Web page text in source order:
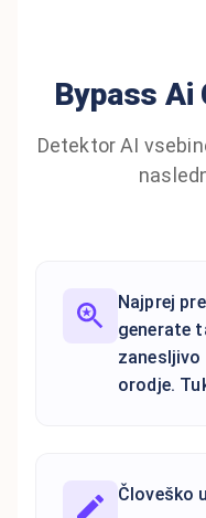
Bypass Ai
Detektor AI
Najprej
generate
orodje.
Človeško